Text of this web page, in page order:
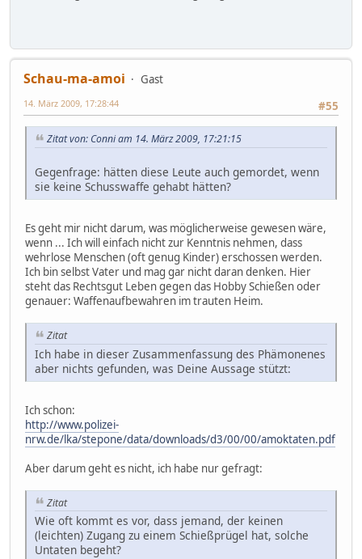
Schau-ma-amoi
Gast
#55
14. März 2009, 17:28:44
Zitat von: Conni am 14. März 2009, 17:21:15
Gegenfrage: hätten diese Leute auch gemordet, wenn
sie keine Schusswaffe gehabt hätten?
Es geht mir nicht darum, was möglicherweise gewesen wäre,
wenn ... Ich will einfach nicht zur Kenntnis nehmen, dass
wehrlose Menschen (oft genug Kinder) erschossen werden.
Ich bin selbst Vater und mag gar nicht daran denken. Hier
steht das Rechtsgut Leben gegen das Hobby Schießen oder
genauer: Waffenaufbewahren im trauten Heim.
Zitat
Ich habe in dieser Zusammenfassung des Phämonenes
aber nichts gefunden, was Deine Aussage stützt:
Ich schon:
http://www.polizei-
nrw.de/lka/stepone/data/downloads/d3/00/00/amoktaten.pdf
Aber darum geht es nicht, ich habe nur gefragt:
Zitat
Wie oft kommt es vor, dass jemand, der keinen
(leichten) Zugang zu einem Schießprügel hat, solche
Untaten begeht?